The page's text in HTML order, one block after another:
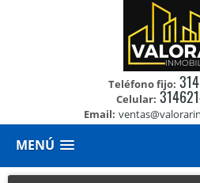
Teléfono fijo:
Celular:
Email:
MENÚ